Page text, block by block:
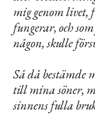
mig genom livet,
fungerar, och
någon, skulle
Så då
till mina söner,
sinnens fulla